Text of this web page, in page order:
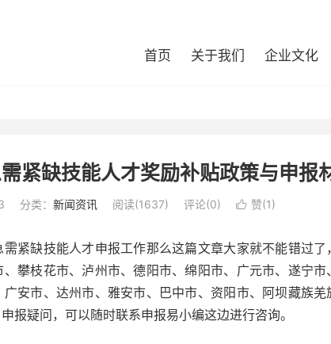
首页 关于我们 企业文化
紧缺技能人才奖励补贴政策与申报
分类： 新闻资讯 阅读(1637) 评论(0)  赞(1)
紧缺技能人才申报工作那么这篇文章大家就不能错过
攀枝花市、泸州市、德阳市、绵阳市、广元市、遂宁市
安市、达州市、雅安市、巴中市、资阳市、阿坝藏族
报疑问，可以随时联系申报易小编这边进行咨询。